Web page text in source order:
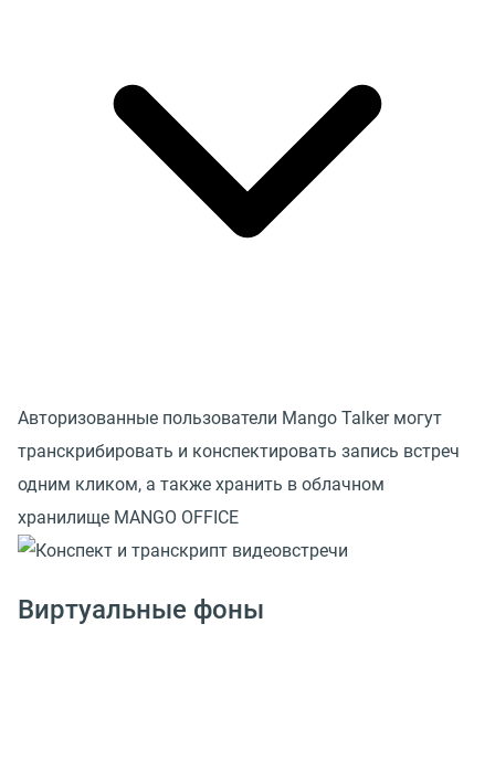
Авторизованные пользователи Mango Talker могут
транскрибировать и конспектировать запись встреч
одним кликом, а также хранить в облачном
хранилище MANGO OFFICE
Виртуальные фоны